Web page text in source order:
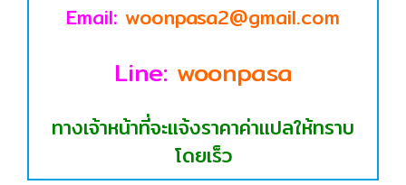
Email: woonpasa2@gmail.com
Line: woonpasa
ทางเจ้าหน้าที่จะแจ้งราคาค่าแปลให้ทราบ
โดยเร็ว